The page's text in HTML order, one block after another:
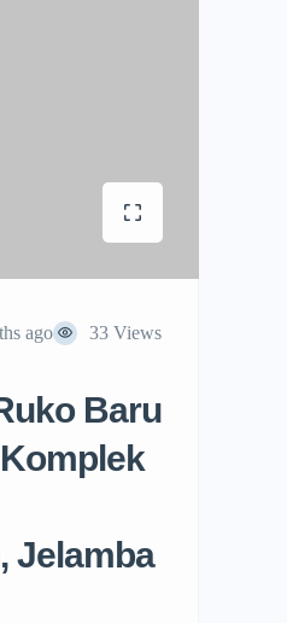
ago 33 Views
Baru
Jelamba